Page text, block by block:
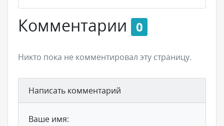
Комментарии 0
Никто пока не комментировал эту страницу.
Написать комментарий
Ваше имя: